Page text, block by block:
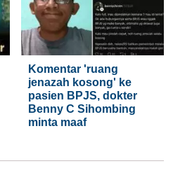
Komentar 'ruang
jenazah kosong' ke
pasien BPJS, dokter
Benny C Sihombing
minta maaf